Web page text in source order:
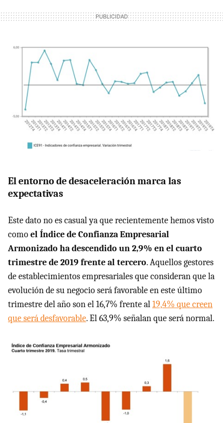
El entorno de desaceleración marca las
expectativas
Este dato no es casual ya que recientemente hemos visto
comoel Índice de Confianza Empresarial
Armonizado ha descendido un 2,9% en el cuarto
trimestre de 2019 frente al tercero. Aquellos gestores
de establecimientos empresariales que consideran que la
evolución de su negocio será favorable en este último
trimestre del año son el 16,7% frente al19,4% que creen
que será desfavorable. El 63,9% señalan que será normal.